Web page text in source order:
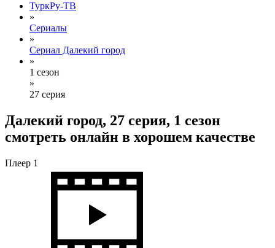
ТуркРу-ТВ
»
Сериалы
»
Сериал Далекий город
»
1 сезон
»
27 серия
Далекий город, 27 серия, 1 сезон
смотреть онлайн в хорошем качестве
Плеер 1